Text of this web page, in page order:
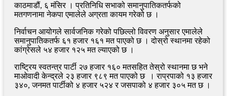
काठमाडौं, ६ मंसिर । प्रतिनिधि सभाको समानुपातिकतर्फको
मतगणनामा नेकपा एमालेले अग्रता कायम गरेको छ ।
निर्वाचन आयोगले सार्वजनिक गरेको पछिल्लो विवरण अनुसार एमालेले
समानुपातिकतर्फ ६१ हजार १६१ मत पाएको छ । दोस्रो स्थानमा रहेको
कांग्रेसले ५४ हजार १२५ मत ल्याएको छ ।
राष्ट्रिय स्वतन्त्र पार्टी २७ हजार १६० मतसहित तेस्रो स्थानमा छ भने
माओवादी केन्द्रले २३ हजार ९८९ मत पाएको छ । राप्रपाको १३ हजार
३४०, जनमत पार्टीको ४ हजार ५२४ र जसपाको ४ हजार ३०५ मत छ ।